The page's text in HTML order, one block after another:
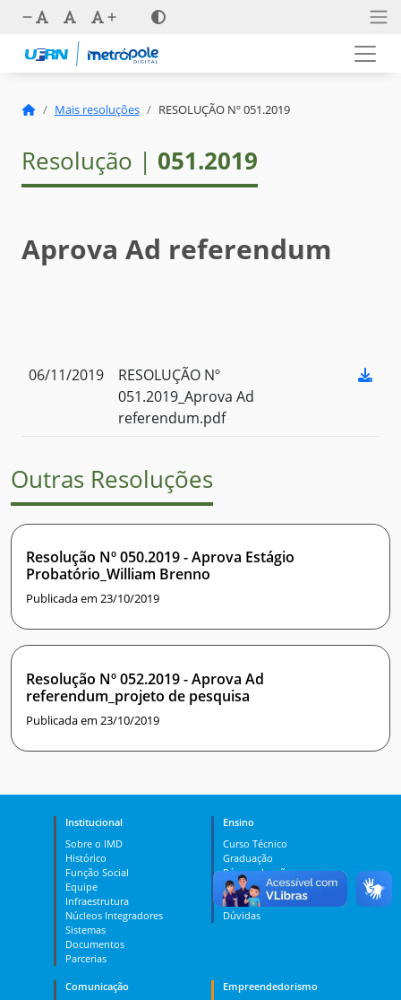
Mais resoluções RESOLUÇÃO Nº 051.2019
Resolução | 051.2019
Aprova Ad referendum
06/11/2019
RESOLUÇÃO Nº
051.2019_Aprova Ad
referendum.pdf
Outras Resoluções
Resolução Nº 050.2019 - Aprova Estágio
Probatório_William Brenno
Publicada em 23/10/2019
Resolução Nº 052.2019 - Aprova Ad
referendum_projeto de pesquisa
Publicada em 23/10/2019
Institucional
Sobre o IMD
Histórico
Função Social
Equipe
Infraestrutura
Núcleos Integradores
Sistemas
Documentos
Parcerias
Ensino
Curso Técnico
Graduação
Pós-graduação
PES
MOOC
Dúvidas
Comunicação
Empreendedorismo